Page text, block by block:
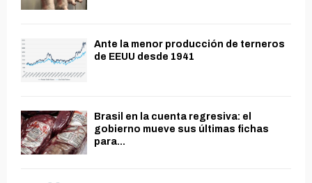
Ante la menor producción de terneros
de EEUU desde 1941
Brasil en la cuenta regresiva: el
gobierno mueve sus últimas fichas
para...